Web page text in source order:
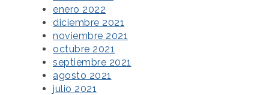
enero 2022
diciembre 2021
noviembre 2021
octubre 2021
septiembre 2021
agosto 2021
julio 2021